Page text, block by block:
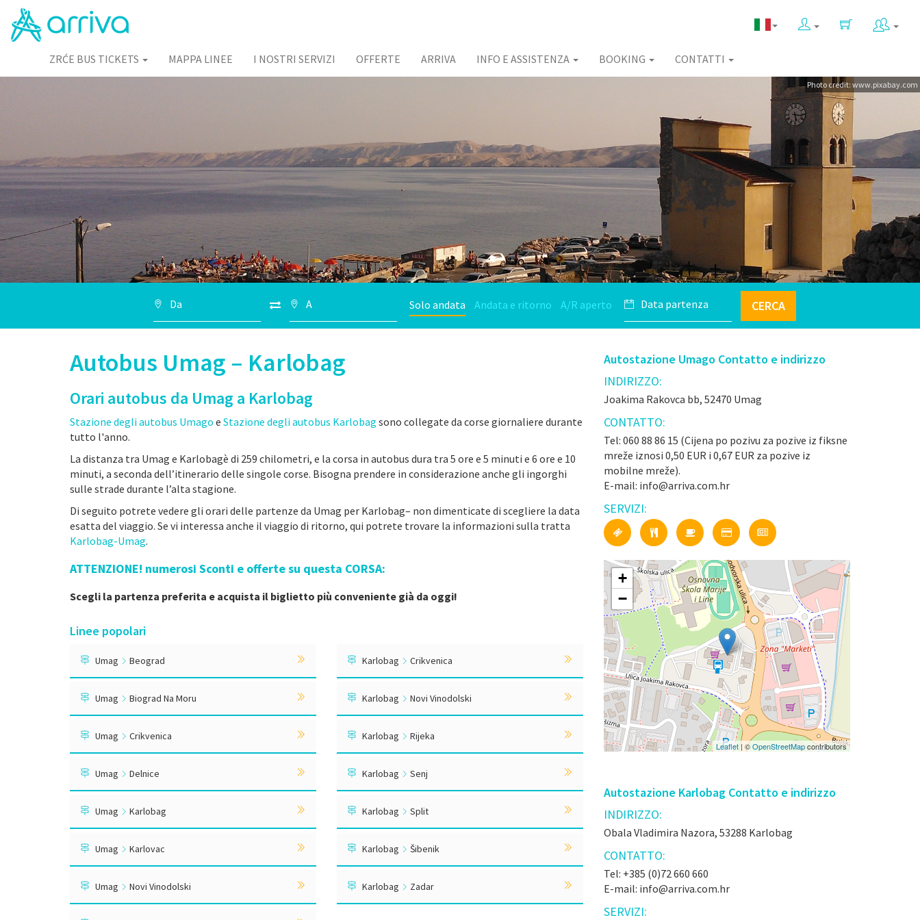
ZRĆE BUS TICKETS MAPPA LINEE I NOSTRI SERVIZI OFFERTE ARRIVA INFO E ASSISTENZA BOOKING CONTATTI
Photo credit: www.pixabay.com
Solo andata Andata e ritorno A/R aperto CERCA
Autobus Umag – Karlobag
Orari autobus da Umag a Karlobag
Stazione degli autobus Umago e Stazione degli autobus Karlobag sono collegate da corse giornaliere durante
tutto l'anno.
La distanza tra Umag e Karlobagè di 259 chilometri, e la corsa in autobus dura tra 5 ore e 5 minuti e 6 ore e 10
minuti, a seconda dell’itinerario delle singole corse. Bisogna prendere in considerazione anche gli ingorghi
sulle strade durante l’alta stagione.
Di seguito potrete vedere gli orari delle partenze da Umag per Karlobag– non dimenticate di scegliere la data
esatta del viaggio. Se vi interessa anche il viaggio di ritorno, qui potrete trovare la informazioni sulla tratta
Karlobag-Umag.
ATTENZIONE! numerosi Sconti e offerte su questa CORSA:
Scegli la partenza preferita e acquista il biglietto più conveniente già da oggi!
Linee popolari
Umag Beograd
Umag Biograd Na Moru
Umag Crikvenica
Umag Delnice
Umag Karlobag
Umag Karlovac
Umag Novi Vinodolski
Karlobag Crikvenica
Karlobag Novi Vinodolski
Karlobag Rijeka
Karlobag Senj
Karlobag Split
Karlobag Šibenik
Karlobag Zadar
Autostazione Umago Contatto e indirizzo
INDIRIZZO:
Joakima Rakovca bb, 52470 Umag
CONTATTO:
Tel: 060 88 86 15 (Cijena po pozivu za pozive iz fiksne
mreže iznosi 0,50 EUR i 0,67 EUR za pozive iz
mobilne mreže).
E-mail: info@arriva.com.hr
SERVIZI:
+
−
Leaflet| ©OpenStreetMapcontributors
Autostazione Karlobag Contatto e indirizzo
INDIRIZZO:
Obala Vladimira Nazora, 53288 Karlobag
CONTATTO:
Tel: +385 (0)72 660 660
E-mail: info@arriva.com.hr
SERVIZI: